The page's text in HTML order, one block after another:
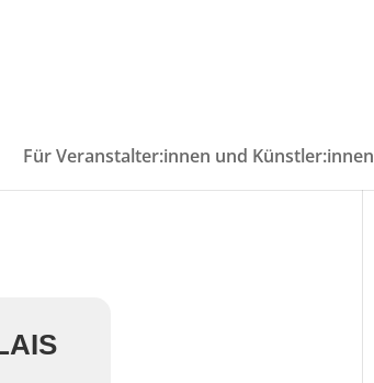
Für Veranstalter:innen und Künstler:innen